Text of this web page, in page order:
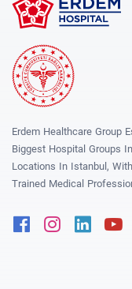
Erdem Healthcare Group
Biggest Hospital Groups
Locations In Istanbul,
Trained Medical
FacebookInstagram